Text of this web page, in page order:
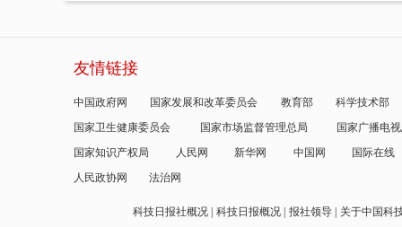
友情链接
中国政府网 国家发展和改革委员会 教育部
科学技术部
国家卫生健康委员会
国家市场监督管理总局
国家广播电
国家知识产权局
人民网 新华网 中国网
国际在线
人民政协网
法治网
科技日报社概况 科技日报概况 报社领导 关于中国科